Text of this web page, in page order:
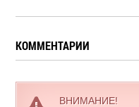
КОММЕНТАРИИ
ВНИМАНИЕ!